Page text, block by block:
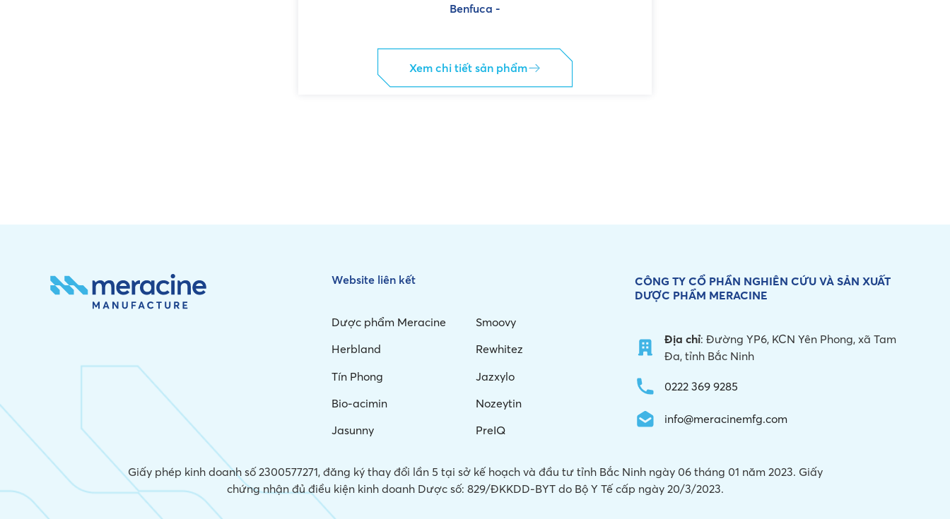
Benfuca -
Xem chi tiết sản phẩm
Website liên kết
Dược phẩm Meracine
Herbland
Tín Phong
Bio-acimin
Jasunny
Smoovy
Rewhitez
Jazxylo
Nozeytin
PreIQ
CÔNG TY CỔ PHẦN NGHIÊN CỨU VÀSẢN XUẤT
DƯỢC PHẨM MERACINE
Địa chỉ: Đường YP6, KCN Yên Phong, xã Tam
Đa, tỉnh Bắc Ninh
0222 369 9285
info@meracinemfg.com
Giấy phép kinh doanh số 2300577271, đăng ký thay đổi lần 5 tại sở kế hoạch và đầu tư tỉnh Bắc Ninh ngày 06 tháng 01 năm 2023. Giấy
chứng nhận đủ điều kiện kinh doanh Dược số: 829/ĐKKDD-BYT do Bộ Y Tế cấp ngày 20/3/2023.